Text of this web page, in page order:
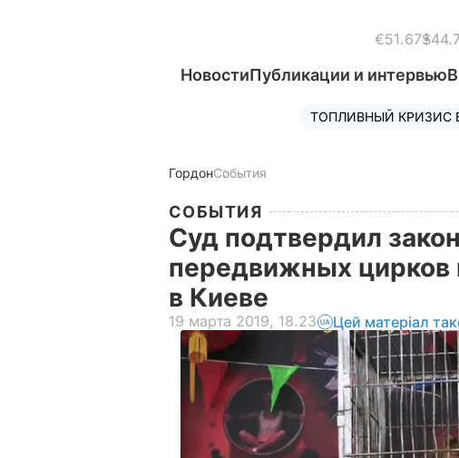
€51.67
НовостиПубликации и интервью
ТОПЛИВНЫЙ КРИЗИС
ГордонСобытия
СОБЫТИЯ
Суд подтвердил
передвижных
в Киеве
19 марта 2019, 18.23 Цей матеріал